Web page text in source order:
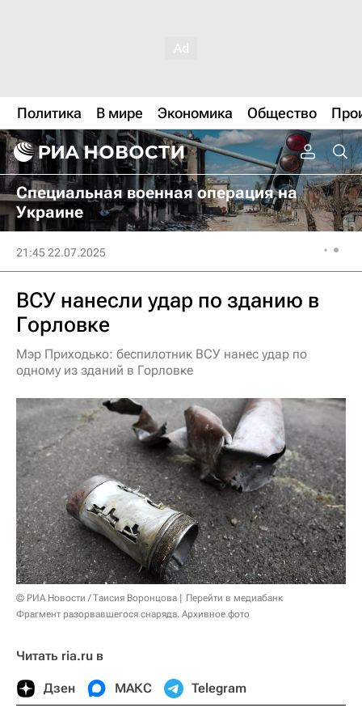
Политика В мире Экономика Общество
Специальная военная операция на
Украине
21:45 22.07.2025
ВСУ нанесли удар по зданию в
Горловке
Мэр Приходько: беспилотник ВСУ нанес удар по
одному из зданий в Горловке
© РИА Новости / Таисия Воронцова
Перейти в медиабанк
Фрагмент разорвавшегося снаряда. Архивное фото
Читать ria.ru в
Дзен МАКС Telegram